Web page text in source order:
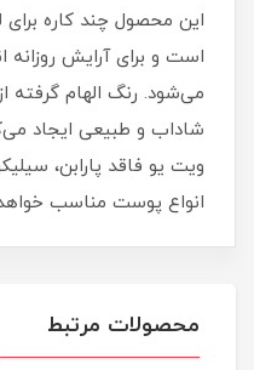
این محصول چند کاره
است و برای آرایش
می‌شود. رنگ الهام‌ گرفته
شاداب و طبیعی ایجاد
ویت یو فاقد پارابن،
انواع پوست مناسب
محصولات مرتبط